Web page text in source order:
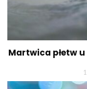
Martwica płetw